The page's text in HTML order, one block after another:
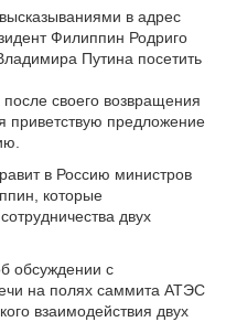
в адрес
Филиппин Родриго
Путина посетить
своего возвращения
приветствую предложение
в Россию министров
которые
двух
обсуждении с
на полях саммита АТЭС
взаимодействия двух